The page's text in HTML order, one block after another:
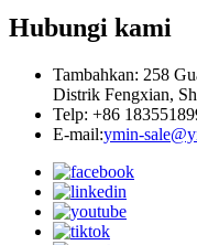
Hubungi kami
Tambahkan: 258
Distrik Fengxian,
Telp: +86
E-mail:ymin-